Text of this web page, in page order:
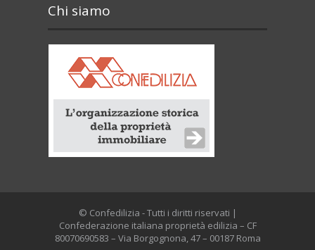
Chi siamo
© Confedilizia - Tutti i diritti riservati |
Confederazione italiana proprietà edilizia – CF
80070690583 – Via Borgognona, 47 – 00187 Roma